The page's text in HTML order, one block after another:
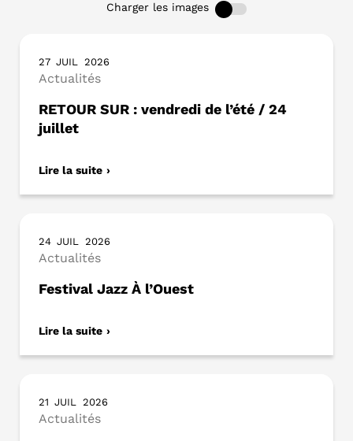
Charger les images
27 JUIL 2026
Actualités
RETOUR SUR : vendredi de l’été / 24
juillet
Lire la suite
24 JUIL 2026
Actualités
Festival Jazz À l’Ouest
Lire la suite
21 JUIL 2026
Actualités